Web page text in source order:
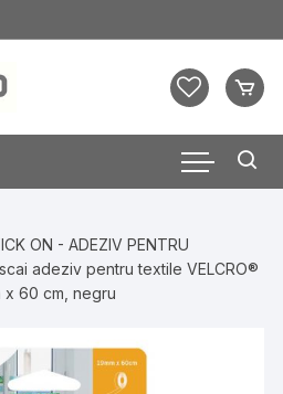
ON - ADEZIV PENTRU
adeziv pentru textile VELCRO®
x 60 cm, negru